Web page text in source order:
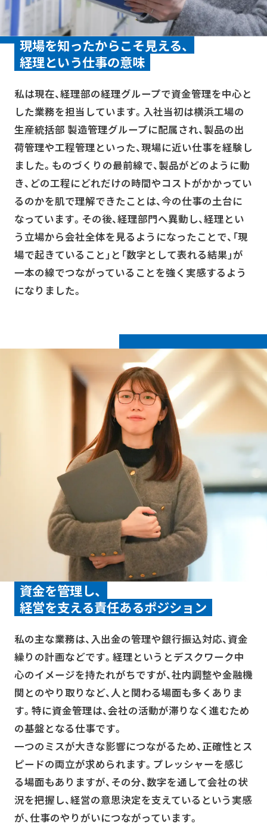
現場を知ったからこそ見える、
経理という仕事の意味
私は現在、経理部の経理グループで資金管理を中心と
した業務を担当しています。入社当初は横浜工場の
生産統括部 製造管理グループに配属され、製品の出
荷管理や工程管理といった、現場に近い仕事を経験し
ました。ものづくりの最前線で、製品がどのように動
き、どの工程にどれだけの時間やコストがかかってい
るのかを肌で理解できたことは、今の仕事の土台に
なっています。その後、経理部門へ異動し、経理とい
う立場から会社全体を見るようになったことで、「現
場で起きていること」と「数字として表れる結果」が
一本の線でつながっていることを強く実感するよう
になりました。
資金を管理し、
経営を支える責任あるポジション
私の主な業務は、入出金の管理や銀行振込対応、資金
繰りの計画などです。経理というとデスクワーク中
心のイメージを持たれがちですが、社内調整や金融機
関とのやり取りなど、人と関わる場面も多くありま
す。特に資金管理は、会社の活動が滞りなく進むため
の基盤となる仕事です。
一つのミスが大きな影響につながるため、正確性とス
ピードの両立が求められます。プレッシャーを感じ
る場面もありますが、その分、数字を通して会社の状
況を把握し、経営の意思決定を支えているという実感
が、仕事のやりがいにつながっています。